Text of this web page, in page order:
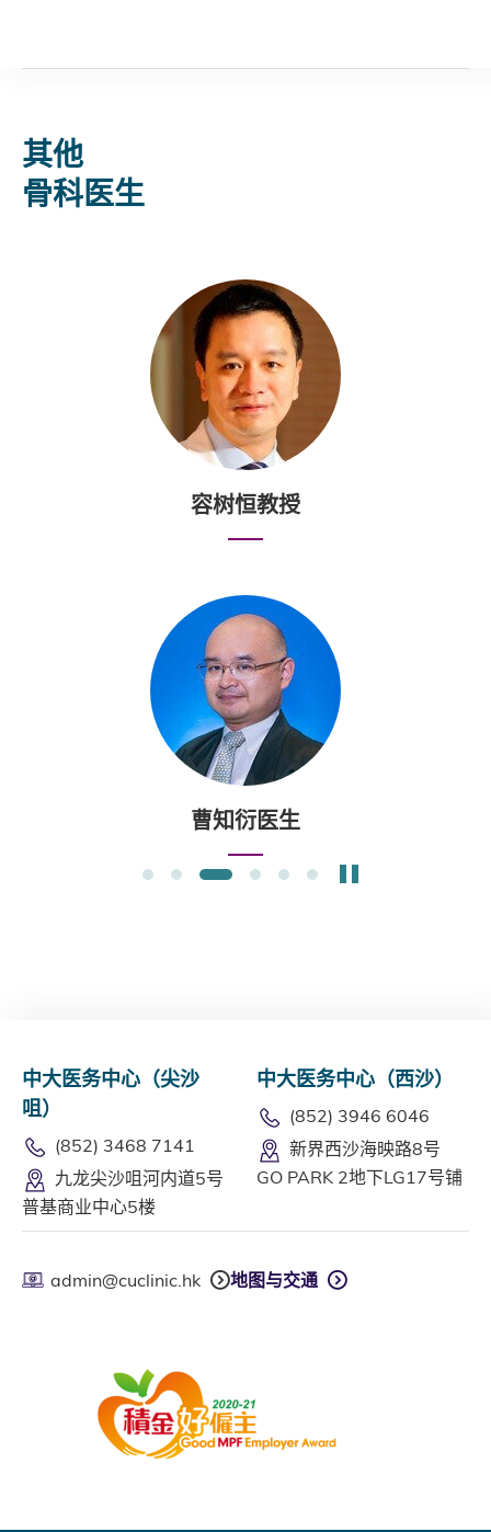
其他
骨科医生
容树恒教授
曹知衍医生
1 2 3 4 5 6 暂停幻灯片
中大医务中心（尖沙
咀）
(852) 3468 7141
九龙尖沙咀河内道5号
普基商业中心5楼
中大医务中心（西沙）
(852) 3946 6046
新界西沙海映路8号
GO PARK 2地下LG17号铺
admin@cuclinic.hk 地图与交通